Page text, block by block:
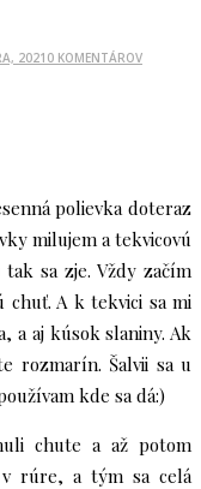
2021 0 KOMENTÁROV
polievka doteraz
milujem a tekvicovú
sa zje. Vždy začím
chuť. A k tekvici sa mi
a aj kúsok slaniny. Ak
rozmarín. Šalvii sa u
kde sa dá:)
chute a až potom
v rúre, a tým sa celá